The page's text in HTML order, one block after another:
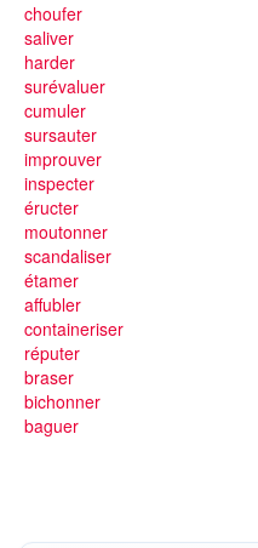
choufer
saliver
harder
surévaluer
cumuler
sursauter
improuver
inspecter
éructer
moutonner
scandaliser
étamer
affubler
containeriser
réputer
braser
bichonner
baguer